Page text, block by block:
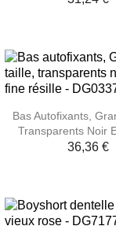
Bas Autofixants,
Transparents Noir
36,36 €